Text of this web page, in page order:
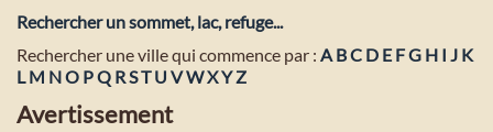
Rechercher un sommet, lac, refuge...
Rechercher une ville qui commence par : A BC D E FG H I J K
L M NO PQ RST U VWXYZ
Avertissement